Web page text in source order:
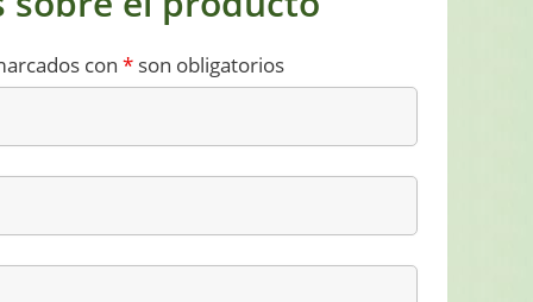
con *son obligatorios